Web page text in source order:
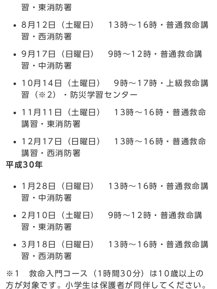
習・東消防署
8月12日（土曜日） 13時～16時・普通救命講
習・西消防署
9月17日（日曜日） 9時～12時・普通救命講
習・中消防署
10月14日（土曜日） 9時～17時・上級救命講
習（※2）・防災学習センター
11月11日（土曜日） 13時～16時・普通救命
講習・東消防署
12月17日（日曜日） 13時～16時・普通救命
講習・西消防署
平成30年
1月28日（日曜日） 13時～16時・普通救命講
習・中消防署
2月10日（土曜日） 9時～12時・普通救命講
習・東消防署
3月18日（日曜日） 13時～16時・普通救命講
習・西消防署
※1 救命入門コース（1時間30分）は10歳以上の
方が対象です。小学生は保護者が同伴してください。